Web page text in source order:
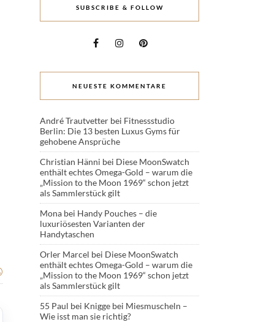
SUBSCRIBE & FOLLOW
NEUESTE KOMMENTARE
André Trautvetter bei Fitnessstudio
Berlin: Die 13 besten Luxus Gyms für
gehobene Ansprüche
Christian Hänni bei Diese MoonSwatch
enthält echtes Omega-Gold – warum die
„Mission to the Moon 1969“ schon jetzt
als Sammlerstück gilt
Mona bei Handy Pouches – die
luxuriösesten Varianten der
Handytaschen
Orler Marcel bei Diese MoonSwatch
enthält echtes Omega-Gold – warum die
„Mission to the Moon 1969“ schon jetzt
als Sammlerstück gilt
55 Paul bei Knigge bei Miesmuscheln –
Wie isst man sie richtig?